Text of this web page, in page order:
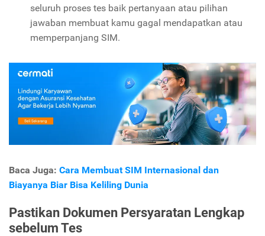
seluruh proses tes baik pertanyaan atau pilihan
jawaban membuat kamu gagal mendapatkan atau
memperpanjang SIM.
Baca Juga: Cara Membuat SIM Internasional dan
Biayanya Biar Bisa Keliling Dunia
Pastikan Dokumen Persyaratan Lengkap
sebelum Tes